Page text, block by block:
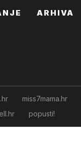
ARHIVA
miss7mama.hr
popusti!